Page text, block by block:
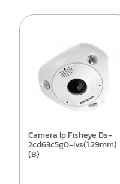
Camera Ip Fisheye Ds-
2cd63c5g0-Ivs(1.29mm)
(B)